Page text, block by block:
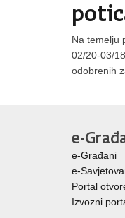
Na temelju
02/20-03/
odobrenih
e-
e-Građani
e-
Portal
Izvozni